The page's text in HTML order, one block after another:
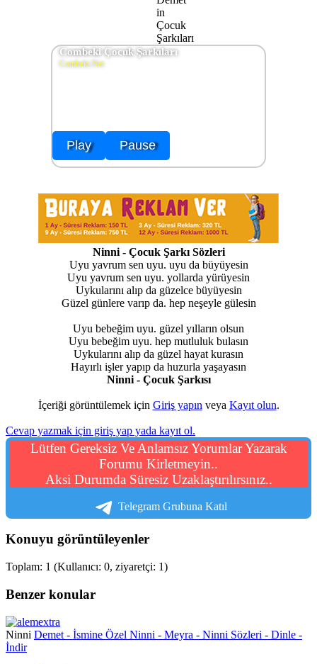
Combeki Çocuk Şarkıları
Combeki.Net
Play Pause
Ninni - Çocuk Şarkı Sözleri
Uyu yavrum sen uyu. uyu da büyüyesin
Uyu yavrum sen uyu. yollarda yürüyesin
Uykularını alıp da güzelce büyüyesin
Güzel günlere varıp da. hep neşeyle gülesin
Uyu bebeğim uyu. güzel yılların olsun
Uyu bebeğim uyu. hep mutluluk bulasın
Uykularını alıp da güzel hayat kurasın
Hayırlı işler yapıp da huzurla yaşayasın
Ninni - Çocuk Şarkısı
İçeriği görüntülemek için Giriş yapın veya Kayıt olun.
Cevap yazmak için giriş yap yada kayıt ol.
Lütfen Gereksiz Ve Anlamsız Yorumlar Yazarak
Forumu Kirletmeyin..
Aksi Durumda Süresiz Uzaklaştırılırsınız..
Telegram Grubuna Katıl
Konuyu görüntüleyenler
Toplam: 1 (Kullanıcı: 0, ziyaretçi: 1)
Benzer konular
Ninni Demet - İsmine Özel Ninni - Meyra - Ninni Sözleri - Dinle -
İndir